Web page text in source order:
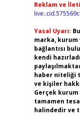
Reklam ve
Yasal Uyarı:
marka, kurum
bağlantısı
kendi
haber niteliği
ve kişiler
Gerçek
tamamen
halindedir ve